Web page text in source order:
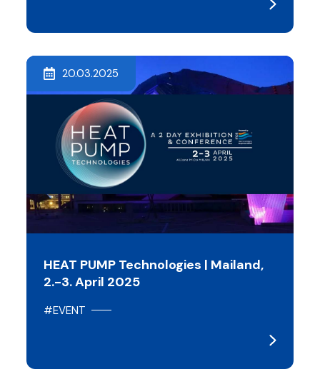
20.03.2025
HEAT PUMP Technologies | Mailand,
2.-3. April 2025
#EVENT